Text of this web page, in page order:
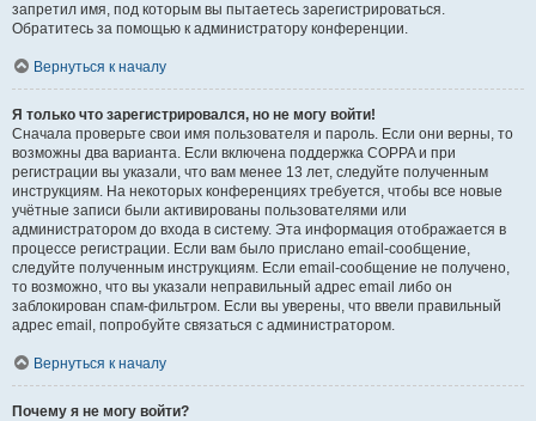
запретил имя, под которым вы пытаетесь зарегистрироваться.
Обратитесь за помощью к администратору конференции.
Вернуться к началу
Я только что зарегистрировался, но не могу войти!
Сначала проверьте свои имя пользователя и пароль. Если они верны, то
возможны два варианта. Если включена поддержка COPPA и при
регистрации вы указали, что вам менее 13 лет, следуйте полученным
инструкциям. На некоторых конференциях требуется, чтобы все новые
учётные записи были активированы пользователями или
администратором до входа в систему. Эта информация отображается в
процессе регистрации. Если вам было прислано email-сообщение,
следуйте полученным инструкциям. Если email-сообщение не получено,
то возможно, что вы указали неправильный адрес email либо он
заблокирован спам-фильтром. Если вы уверены, что ввели правильный
адрес email, попробуйте связаться с администратором.
Вернуться к началу
Почему я не могу войти?